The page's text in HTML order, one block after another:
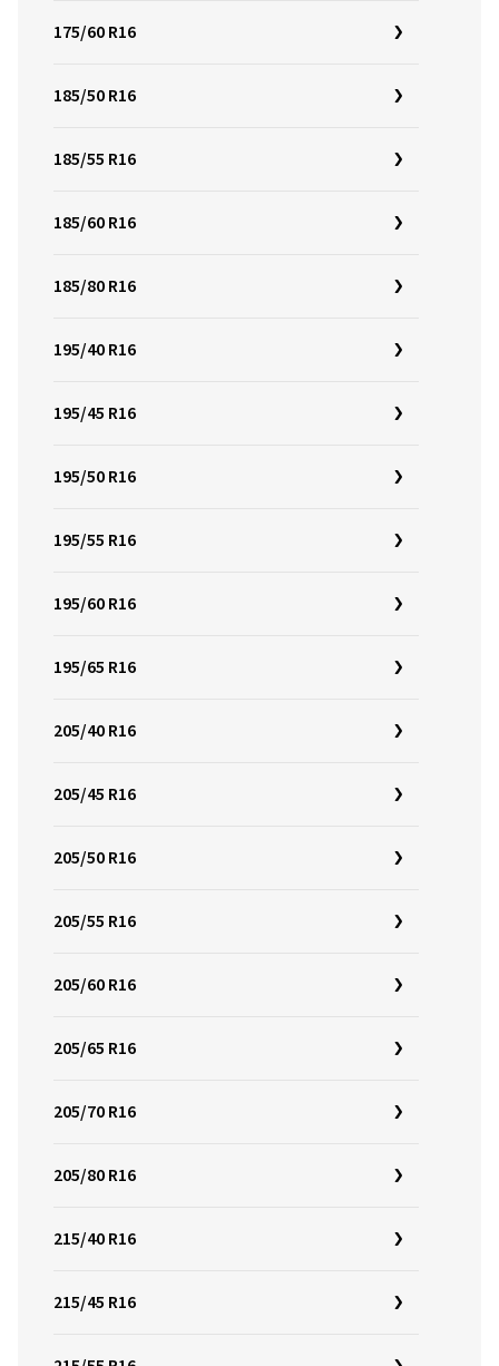
175/60 R16
185/50 R16
185/55 R16
185/60 R16
185/80 R16
195/40 R16
195/45 R16
195/50 R16
195/55 R16
195/60 R16
195/65 R16
205/40 R16
205/45 R16
205/50 R16
205/55 R16
205/60 R16
205/65 R16
205/70 R16
205/80 R16
215/40 R16
215/45 R16